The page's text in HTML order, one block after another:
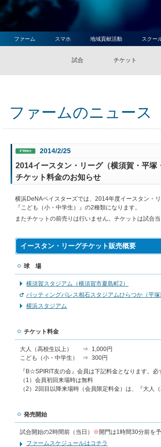
スクー
地域貢献活動
スマホ
ファーム
チケット
試合
ファームのニュース
2014/2/25
2014イースタン・リーグ（横須賀・平塚
チケット料金のお知らせ
横浜DeNAベイスターズでは、2014年度イースタン・
『こども（小・中学生）』の2種類になります。
またチケットの前売りは行いません。チケットは試合
イースタン・リーグチケット販売概要
球 場
横須賀スタジアム（横須賀市夏島町2）
バッティングパレス相石スタジアムひらつか（平塚
横浜スタジアム
チケット料金
大人（高校生以上） ⇒
1,000円
こども（小・中学生）
⇒ 300円
『B☆SPIRIT友の会』会員は下記料金となります。必
（1）会員初回来場時は無料
（2）2回目以降来場時（会員限定料金）は、『大人
発売開始
試合開始の2時間前（当日） ※開門は1時間30分前を
ファームスケジュールはコチラ